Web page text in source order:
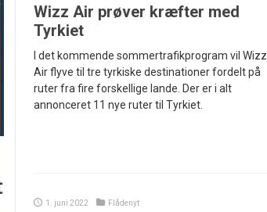
Wizz Air prøver kræfter med
Tyrkiet
I det kommende sommertrafikprogram vil Wizz
Air flyve til tre tyrkiske destinationer fordelt på
ruter fra fire forskellige lande. Der er i alt
annonceret 11 nye ruter til Tyrkiet.
1. juni 2022 Flådenyt